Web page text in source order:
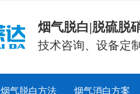
烟气脱白|脱硫脱
技术咨询、设备定
烟气脱白方法 烟气消白方案